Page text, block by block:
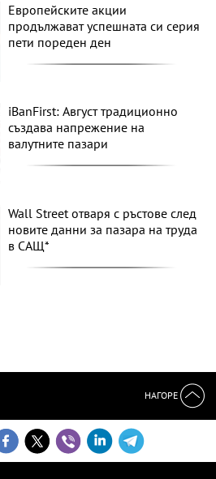
Европейските акции
продължават успешната си серия
пети пореден ден
iBanFirst: Август традиционно
създава напрежение на
валутните пазари
Wall Street отваря с ръстове след
новите данни за пазара на труда
в САЩ*
НАГОРЕ